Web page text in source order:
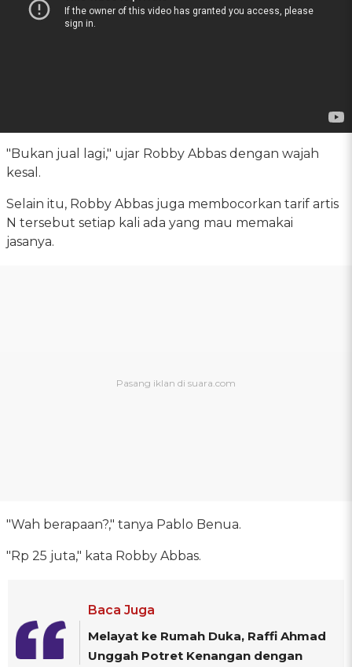
"Bukan jual lagi," ujar Robby Abbas dengan wajah
kesal.
Selain itu, Robby Abbas juga membocorkan tarif artis
N tersebut setiap kali ada yang mau memakai
jasanya.
"Wah berapaan?," tanya Pablo Benua.
"Rp 25 juta," kata Robby Abbas.
Baca Juga
Melayat ke Rumah Duka, Raffi Ahmad
Unggah Potret Kenangan dengan